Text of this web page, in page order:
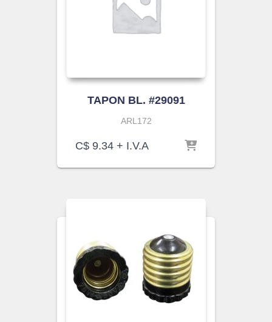
TAPON BL. #29091
ARL172
C$ 9.34 + I.V.A